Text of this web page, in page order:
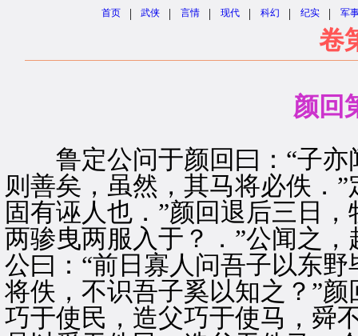
首页 | 武侠 | 言情 | 现代 | 科幻 | 纪实 | 军
卷
颜回
鲁定公问于颜回曰：“子亦
则善矣，虽然，其马将必佚．
固有诬人也．”颜回退后三日
两骖曳两服入于？．”公闻之
公曰：“前日寡人问吾子以东
将佚，不识吾子奚以知之？”
巧于使民，造父巧于使马，舜